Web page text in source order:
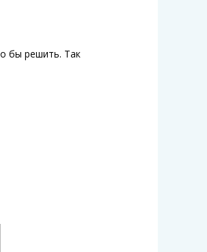
бы решить. Так